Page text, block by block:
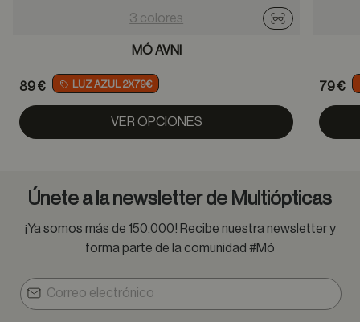
3 colores
Probador
MÓ AVNI
89 € LUZ AZUL 2X79€
VER OPCIONES
79 €
Únete a la newsletter de Multiópticas
¡Ya somos más de 150.000! Recibe nuestra newsletter y
forma parte de la comunidad #Mó